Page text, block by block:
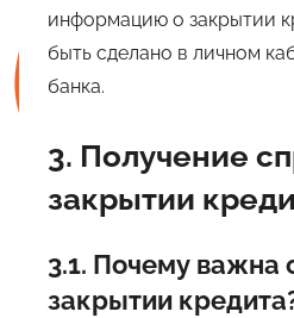
информацию о закрытии
быть сделано в личном
банка.
3. Получение
закрытии
3.1. Почему важна
закрытии